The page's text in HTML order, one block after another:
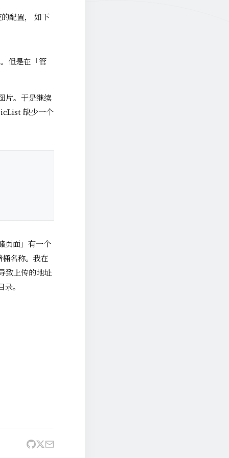
配置， 如下
但是在「管
片。于是继续
缺少一个
页面」有一个
名称。我在
致上传的地址
。